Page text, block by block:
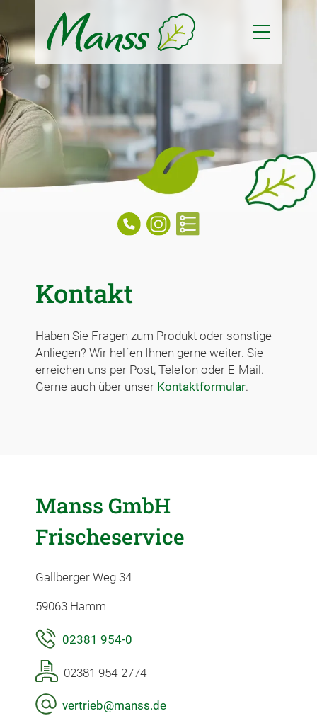
Kontakt
Haben Sie Fragen zum Produkt oder sonstige
Anliegen? Wir helfen Ihnen gerne weiter. Sie
erreichen uns per Post, Telefon oder E-Mail.
Gerne auch über unser Kontaktformular.
Manss GmbH
Frischeservice
Gallberger Weg 34
59063 Hamm
02381 954-0
02381 954-2774
vertrieb@manss.de